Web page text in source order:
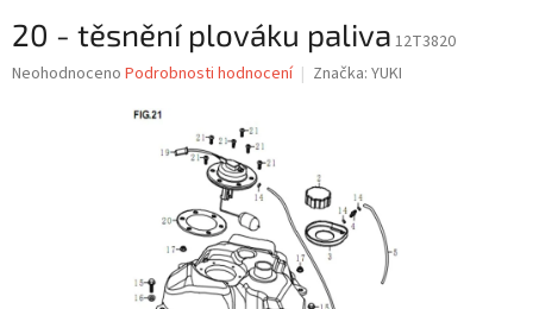
20 - těsnění plováku paliva 12T3820
Průměrné
Neohodnoceno Podrobnosti hodnocení Značka: YUKI